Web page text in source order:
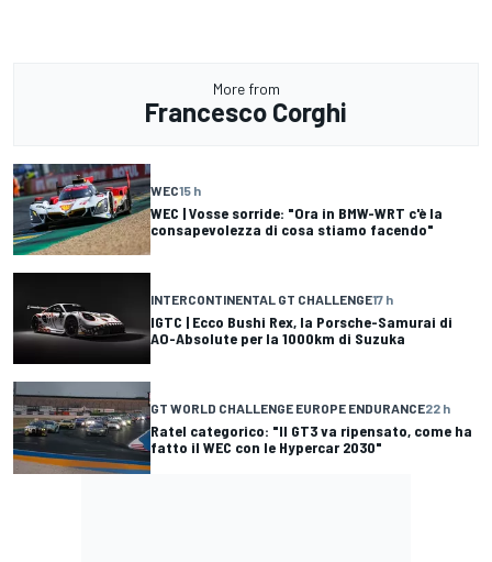
More from
Francesco Corghi
WEC15 h
WEC | Vosse sorride: "Ora in BMW-WRT c'è la
consapevolezza di cosa stiamo facendo"
INTERCONTINENTAL GT CHALLENGE17 h
IGTC | Ecco Bushi Rex, la Porsche-Samurai di
AO-Absolute per la 1000km di Suzuka
GT WORLD CHALLENGE EUROPE ENDURANCE22 h
Ratel categorico: "Il GT3 va ripensato, come ha
fatto il WEC con le Hypercar 2030"